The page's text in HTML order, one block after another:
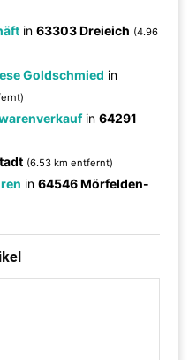
in63303 Dreieich (4.96
Goldschmied in
in64291
(6.53 km entfernt)
in64546 Mörfelden-